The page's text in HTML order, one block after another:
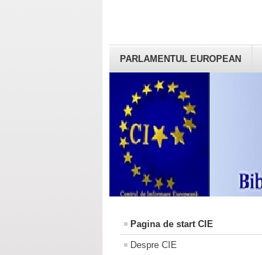
PARLAMENTUL EUROPEAN
Pagina de start CIE
Despre CIE